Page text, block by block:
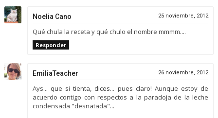
Noelia Cano 25 noviembre, 2012
Qué chula la receta y qué chulo el nombre mmmm....
Responder
EmiliaTeacher 26 noviembre, 2012
Ays... que si tienta, dices... pues claro! Aunque estoy de
acuerdo contigo con respectos a la paradoja de la leche
condensada "desnatada"...